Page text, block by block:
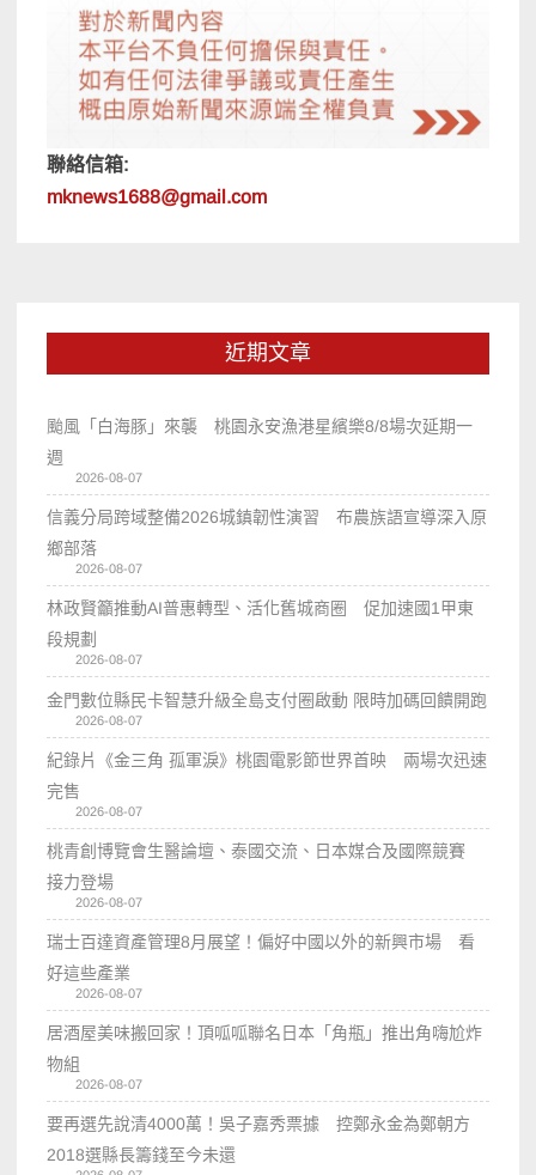
聯絡信箱:
mknews1688@gmail.com
近期文章
颱風「白海豚」來襲 桃園永安漁港星繽樂8/8場次延期一
週
2026-08-07
信義分局跨域整備2026城鎮韌性演習 布農族語宣導深入原
鄉部落
2026-08-07
林政賢籲推動AI普惠轉型、活化舊城商圈 促加速國1甲東
段規劃
2026-08-07
金門數位縣民卡智慧升級全島支付圈啟動 限時加碼回饋開跑
2026-08-07
紀錄片《金三角 孤軍淚》桃園電影節世界首映 兩場次迅速
完售
2026-08-07
桃青創博覽會生醫論壇、泰國交流、日本媒合及國際競賽
接力登場
2026-08-07
瑞士百達資產管理8月展望！偏好中國以外的新興市場 看
好這些產業
2026-08-07
居酒屋美味搬回家！頂呱呱聯名日本「角瓶」推出角嗨尬炸
物組
2026-08-07
要再選先說清4000萬！吳子嘉秀票據 控鄭永金為鄭朝方
2018選縣長籌錢至今未還